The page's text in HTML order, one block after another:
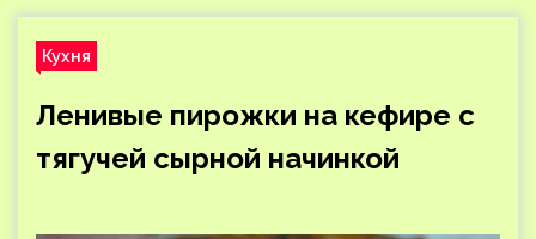
Кухня
Ленивые пирожки на кефире с
тягучей сырной начинкой